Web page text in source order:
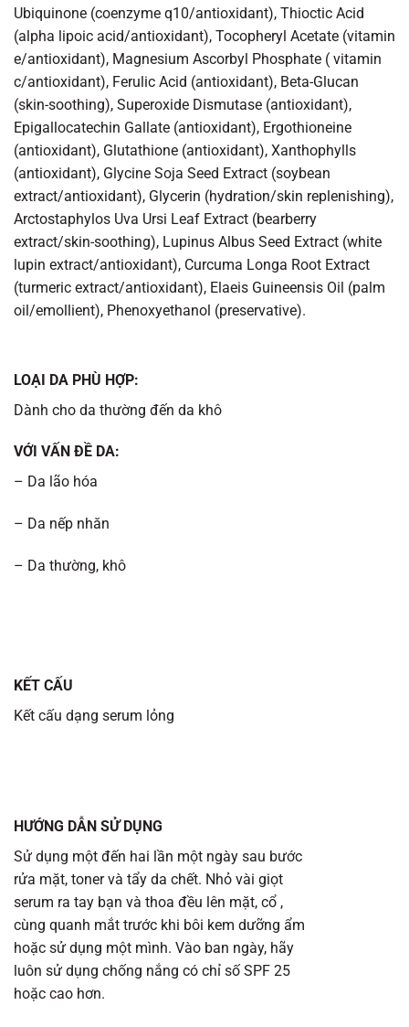
Ubiquinone (coenzyme q10/antioxidant), Thioctic Acid
(alpha lipoic acid/antioxidant), Tocopheryl Acetate (vitamin
e/antioxidant), Magnesium Ascorbyl Phosphate ( vitamin
c/antioxidant), Ferulic Acid (antioxidant), Beta-Glucan
(skin-soothing), Superoxide Dismutase (antioxidant),
Epigallocatechin Gallate (antioxidant), Ergothioneine
(antioxidant), Glutathione (antioxidant), Xanthophylls
(antioxidant), Glycine Soja Seed Extract (soybean
extract/antioxidant), Glycerin (hydration/skin replenishing),
Arctostaphylos Uva Ursi Leaf Extract (bearberry
extract/skin-soothing), Lupinus Albus Seed Extract (white
lupin extract/antioxidant), Curcuma Longa Root Extract
(turmeric extract/antioxidant), Elaeis Guineensis Oil (palm
oil/emollient), Phenoxyethanol (preservative).
LOẠI DA PHÙ HỢP:
Dành cho da thường đến da khô
VỚI VẤN ĐỀ DA:
– Da lão hóa
– Da nếp nhăn
– Da thường, khô
KẾT CẤU
Kết cấu dạng serum lỏng
HƯỚNG DẪN SỬ DỤNG
Sử dụng một đến hai lần một ngày sau bước
rửa mặt, toner và tẩy da chết. Nhỏ vài giọt
serum ra tay bạn và thoa đều lên mặt, cổ ,
cùng quanh mắt trước khi bôi kem dưỡng ẩm
hoặc sử dụng một mình. Vào ban ngày, hãy
luôn sử dụng chống nắng có chỉ số SPF 25
hoặc cao hơn.